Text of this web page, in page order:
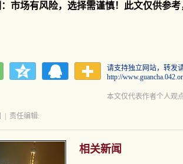
市场有风险，选择需谨慎！此文仅供参考
请支持独立网站，转发
http://
本文仅代表作者个人观点
责任编辑:
相关新闻